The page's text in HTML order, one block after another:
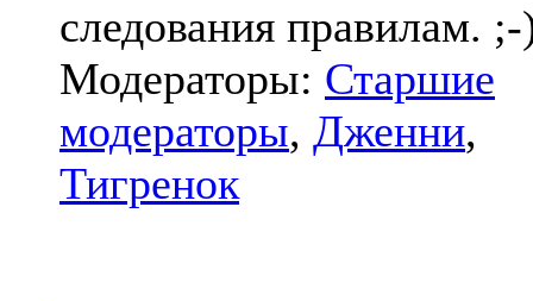
следования правилам.
Модераторы: Старшие
модераторы, Дженни,
Тигренок